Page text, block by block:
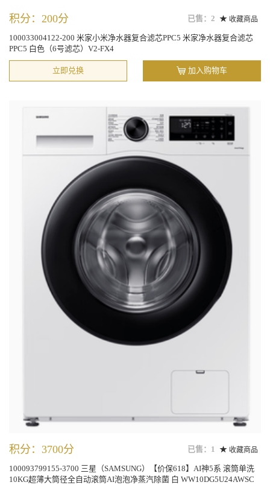
已售：2 收藏商品
积分：200分
100033004122-200 米家小米净水器复合滤芯PPC5 米家净水器复合滤芯
PPC5 白色（6号滤芯）V2-FX4
立即兑换 加入购物车
已售：1 收藏商品
积分：3700分
100093799155-3700 三星（SAMSUNG）【价保618】AI神5系 滚筒单洗
10KG超薄大筒径全自动滚筒AI泡泡净蒸汽除菌 白 WW10DG5U24AWSC